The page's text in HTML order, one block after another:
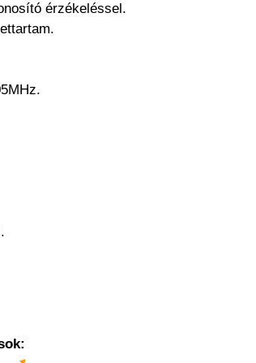
érzékeléssel.